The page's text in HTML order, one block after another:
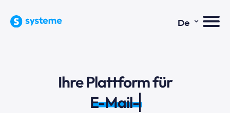
De ⌄
Ihre Plattform für
E-Mail-Mar